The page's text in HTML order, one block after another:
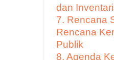
dan
7. Rencana
Rencana
Publik
8. Agenda